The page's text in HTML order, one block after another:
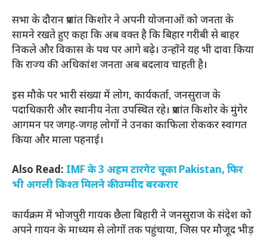
सभा के दौरान प्रशांत किशोर ने अपनी योजनाओं को जनता के
सामने रखते हुए कहा कि अब वक्त है कि बिहार गरीबी से बाहर
निकले और विकास के पथ पर आगे बढ़े। उन्होंने यह भी दावा किया
कि राज्य की अधिकांश जनता अब बदलाव चाहती है।
इस मौके पर भारी संख्या में लोग, कार्यकर्ता, जनसुराज के
पदाधिकारी और स्थानीय नेता उपस्थित रहे। प्रशांत किशोर के मुंगेर
आगमन पर जगह-जगह लोगों ने उनका काफिला रोककर स्वागत
किया और माला पहनाई।
Also Read: IMF के 3 अहम टारगेट चूका Pakistan, फिर
भी अगली किश्त मिलने की उम्मीद बरकरार
कार्यक्रम में भोजपुरी गायक छैला बिहारी ने जनसुराज के संदेश को
अपने गायन के माध्यम से लोगों तक पहुंचाया, जिस पर मौजूद भीड़